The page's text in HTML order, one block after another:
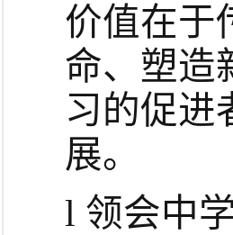
价值在于
命、塑造
习的促进
展。
l 领会中